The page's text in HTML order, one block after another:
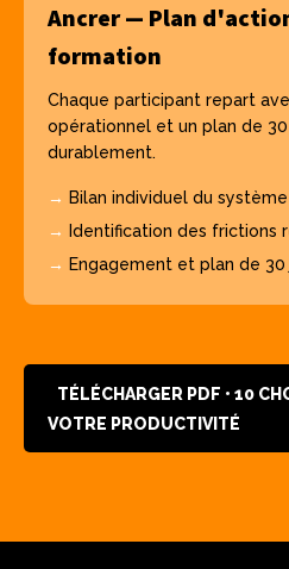
Ancrer — Plan
formation
Chaque participant repart
opérationnel et un plan de
durablement.
→ Bilan individuel du
→
Identification des frictions
→ Engagement et plan de 30
TÉLÉCHARGER PDF • 10
VOTRE PRODUCTIVITÉ